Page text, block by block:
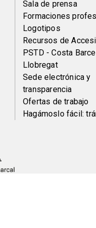
pie
Sala de prensa
Formaciones
Logotipos
Recursos de
PSTD - Costa
Llobregat
Sede electrónica y
transparencia
Ofertas de trabajo
Hagámoslo fácil: